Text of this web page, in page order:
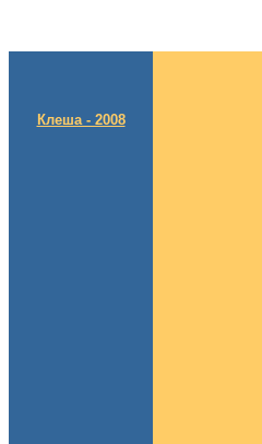
Клеша - 2008